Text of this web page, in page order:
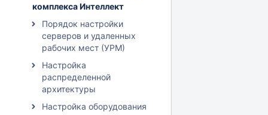
комплекса Интеллект
Порядок настройки
серверов и удаленных
рабочих мест (УРМ)
Настройка
распределенной
архитектуры
Настройка оборудования